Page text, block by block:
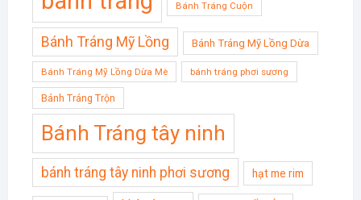
Bánh Tráng Cuộn
Bánh Tráng Mỹ Lồng Bánh Tráng Mỹ Lồng Dừa
Bánh Tráng Mỹ Lồng Dừa Mè bánh tráng phơi sương
Bánh Tráng Trộn
Bánh Tráng tây ninh
bánh tráng tây ninh phơi sương hạt me rim